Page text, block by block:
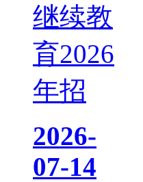
继续教
育2026
年招
2026-
07-14